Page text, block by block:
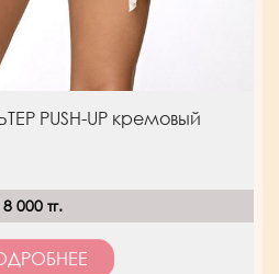
PUSH-UP кремовый
8 000 тг.